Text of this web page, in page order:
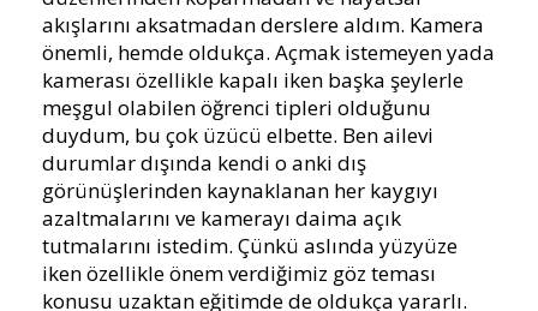
akışlarını aksatmadan derslere aldım. Kamera
önemli, hemde oldukça. Açmak istemeyen yada
kamerası özellikle kapalı iken başka şeylerle
meşgul olabilen öğrenci tipleri olduğunu
duydum, bu çok üzücü elbette. Ben ailevi
durumlar dışında kendi o anki dış
görünüşlerinden kaynaklanan her kaygıyı
azaltmalarını ve kamerayı daima açık
tutmalarını istedim. Çünkü aslında yüzyüze
iken özellikle önem verdiğimiz göz teması
konusu uzaktan eğitimde de oldukça yararlı.